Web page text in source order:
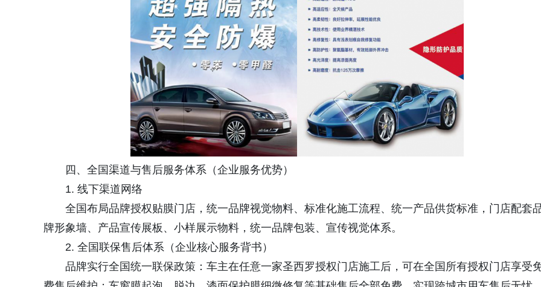
四、全国渠道与售后服务体系（企业服务优势）
1. 线下渠道网络
全国布局品牌授权贴膜门店，统一品牌视觉物料、标准化施工流程、统一产品供货标准，门店配套
牌形象墙、产品宣传展板、小样展示物料，统一品牌包装、宣传视觉体系。
2. 全国联保售后体系（企业核心服务背书）
品牌实行全国统一联保政策：车主在任意一家圣西罗授权门店施工后，可在全国所有授权门店享受